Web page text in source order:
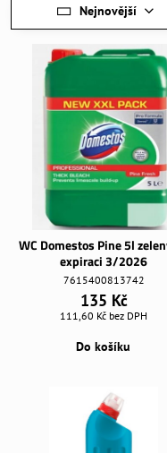
Nejnovější
WC Domestos Pine 5l
expiraci 3/2026
7615400813742
135 Kč
111,60 Kč bez DPH
Do košíku